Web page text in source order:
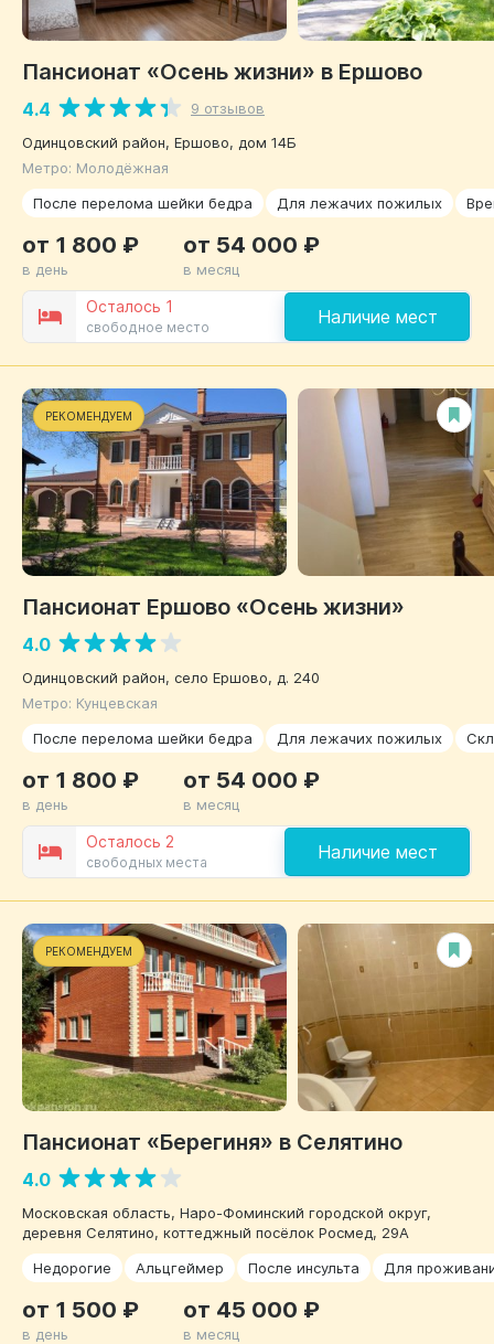
Пансионат «Осень жизни» в Ершово
4.4
9 отзывов
Одинцовский район, Ершово, дом 14Б
Метро: Молодёжная
После перелома шейки бедра
Для лежачих пожилых
Осталось 1
свободное место Наличие мест
от 1 800 ₽
в день
от 54 000 ₽
в месяц
РЕКОМЕНДУЕМ
Пансионат Ершово «Осень жизни»
4.0
Одинцовский район, село Ершово, д. 240
Метро: Кунцевская
После перелома шейки бедра
Для лежачих пожилых
Осталось 2
свободных места Наличие мест
от 1 800 ₽
в день
от 54 000 ₽
в месяц
РЕКОМЕНДУЕМ
Пансионат «Берегиня» в Селятино
4.0
Московская область, Наро-Фоминский городской округ,
деревня Селятино, коттеджный посёлок Росмед, 29А
Недорогие
Альцгеймер После инсульта Для
от 1 500 ₽
в день
от 45 000 ₽
в месяц